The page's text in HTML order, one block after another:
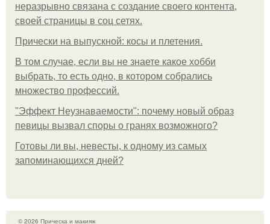
неразрывно связана с создание своего контента,
своей страницы в соц сетях.
Прически на выпускной: косы и плетения.
В том случае, если вы не знаете какое хобби
выбрать, то есть одно, в котором собрались
множество профессий.
"Эффект Неузнаваемости": почему новый образ
певицы вызвал споры о гранях возможного?
Готовы ли вы, невесты, к одному из самых
запоминающихся дней?
© 2026 Прическа и макияж